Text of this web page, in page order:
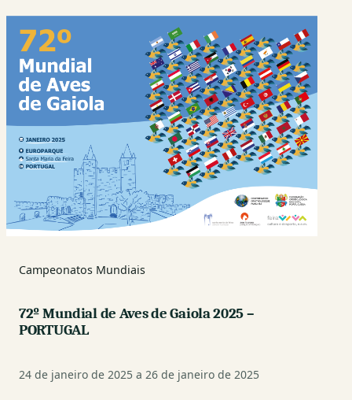
Campeonatos Mundiais
72º Mundial de Aves de Gaiola 2025 –
PORTUGAL
24 de janeiro de 2025 a 26 de janeiro de 2025